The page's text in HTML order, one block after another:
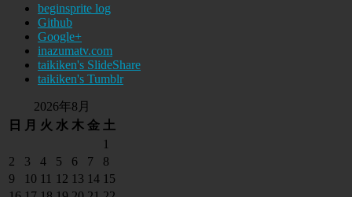
beginsprite log
Github
Google+
inazumatv.com
taikiken's SlideShare
taikiken's Tumblr
2026年8月
日
月 火 水 木 金 土
1
2
3 4 5 6 7
8
9
10 11 12 13 14 15